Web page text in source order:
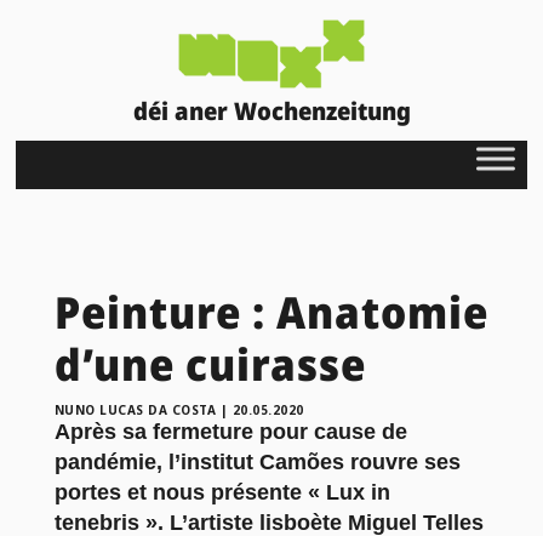
déi aner Wochenzeitung
Peinture : Anatomie
d’une cuirasse
NUNO LUCAS DA COSTA | 20.05.2020
Après sa fermeture pour cause de
pandémie, l’institut Camões rouvre ses
portes et nous présente « Lux in
tenebris ». L’artiste lisboète Miguel Telles